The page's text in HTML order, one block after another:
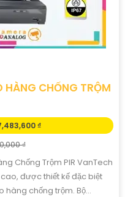
HÀNG CHỐNG TRỘM
₫
₫
Chống Trộm PIR VanTech
được thiết kế đặc biệt
chống trộm. Bộ...